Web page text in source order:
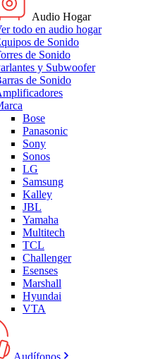
Audio Hogar
todo en audio hogar
de Sonido
de Sonido
y Subwoofer
de Sonido
Bose
Panasonic
Sony
Sonos
LG
Samsung
Kalley
JBL
Yamaha
Multitech
TCL
Challenger
Esenses
Marshall
Hyundai
VTA
Audífonos